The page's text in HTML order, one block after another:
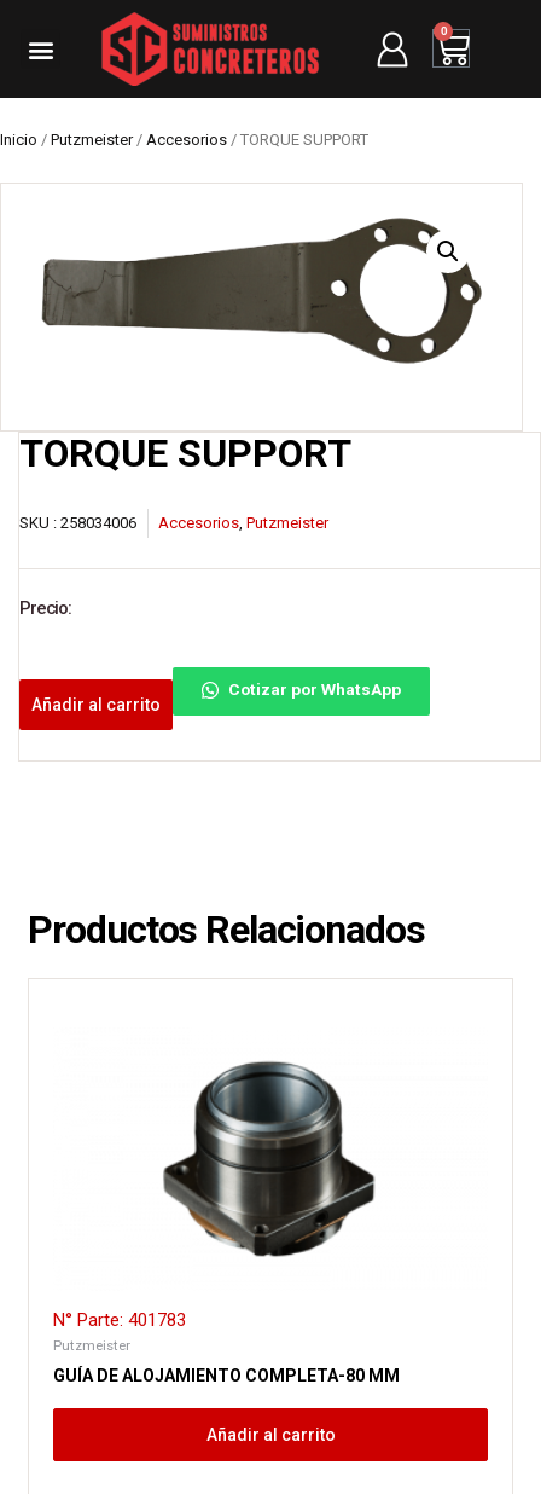
0
Inicio / Putzmeister/ Accesorios / TORQUE SUPPORT
TORQUE SUPPORT
SKU : 258034006 Accesorios, Putzmeister
Precio:
Añadir al carrito
Cotizar por WhatsApp
Productos Relacionados
N° Parte: 401783
Putzmeister
GUÍA DE ALOJAMIENTO COMPLETA-80 MM
Añadir al carrito